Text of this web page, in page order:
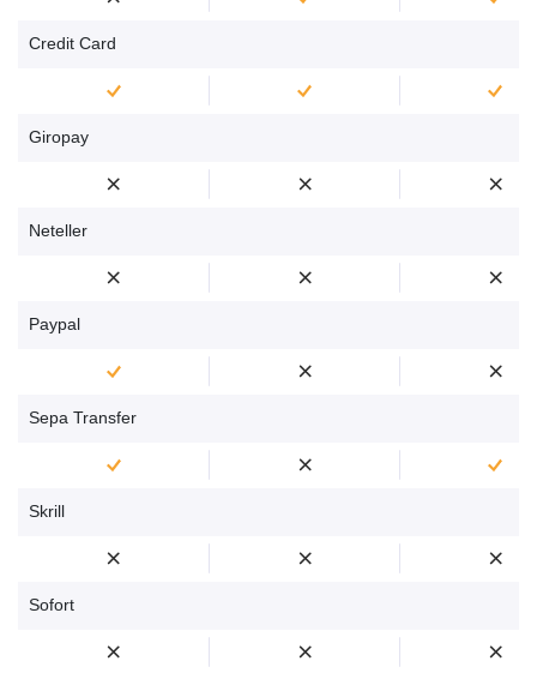
Credit Card
Giropay
Neteller
Paypal
Sepa Transfer
Skrill
Sofort